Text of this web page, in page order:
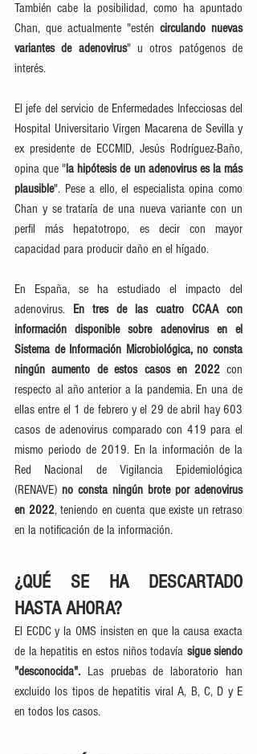
También cabe la posibilidad, como ha apuntado
Chan, que actualmente "estén circulando nuevas
variantes de adenovirus" u otros patógenos de
interés.
El jefe del servicio de Enfermedades Infecciosas del
Hospital Universitario Virgen Macarena de Sevilla y
ex presidente de ECCMID, Jesús Rodríguez-Baño,
opina que "la hipótesis de un adenovirus es la más
plausible". Pese a ello, el especialista opina como
Chan y se trataría de una nueva variante con un
perfil más hepatotropo, es decir con mayor
capacidad para producir daño en el hígado.
En España, se ha estudiado el impacto del
adenovirus. En tres de las cuatro CCAA con
información disponible sobre adenovirus en el
Sistema de Información Microbiológica, no consta
ningún aumento de estos casos en 2022 con
respecto al año anterior a la pandemia. En una de
ellas entre el 1 de febrero y el 29 de abril hay 603
casos de adenovirus comparado con 419 para el
mismo periodo de 2019. En la información de la
Red Nacional de Vigilancia Epidemiológica
(RENAVE) no consta ningún brote por adenovirus
en 2022, teniendo en cuenta que existe un retraso
en la notificación de la información.
¿QUÉ SE HA DESCARTADO
HASTA AHORA?
El ECDC y la OMS insisten en que la causa exacta
de la hepatitis en estos niños todavía sigue siendo
"desconocida". Las pruebas de laboratorio han
excluido los tipos de hepatitis viral A, B, C, D y E
en todos los casos.